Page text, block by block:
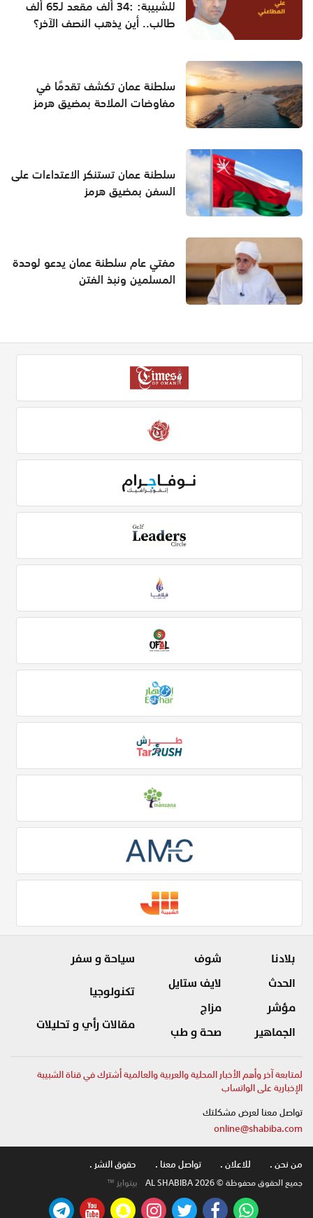
للشبيبة: :34 ألف مقعد لـ65 ألف
طالب.. أين يذهب النصف الآخر؟
سلطنة عمان تكشف تقدمًا في
مفاوضات الملاحة بمضيق هرمز
سلطنة عمان تستنكر الاعتداءات على
السفن بمضيق هرمز
مفتي عام سلطنة عمان يدعو لوحدة
المسلمين ونبذ الفتن
بلادنا
الحدث
مؤشر
الجماهير
شوف
لايف ستايل
مزاج
صحة و طب
سياحة و سفر
تكنولوجيا
مقالات رأي و تحليلات
لمتابعة آخر وأهم الأخبار المحلية والعربية والعالمية أشترك في قناة الشبيبة
الإخبارية على الواتساب
تواصل معنا لعرض مشكلتك
online@shabiba.com
من نحن .
للاعلان . تواصل معنا . حقوق النشر .
جميع الحقوق محفوظة © AL SHABIBA 2026 بيتوايز ™